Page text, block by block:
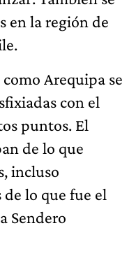
en la región de
Arequipa se
con el
puntos. El
de lo que
incluso
lo que fue el
Sendero